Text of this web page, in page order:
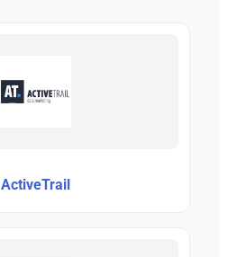
ActiveTrail